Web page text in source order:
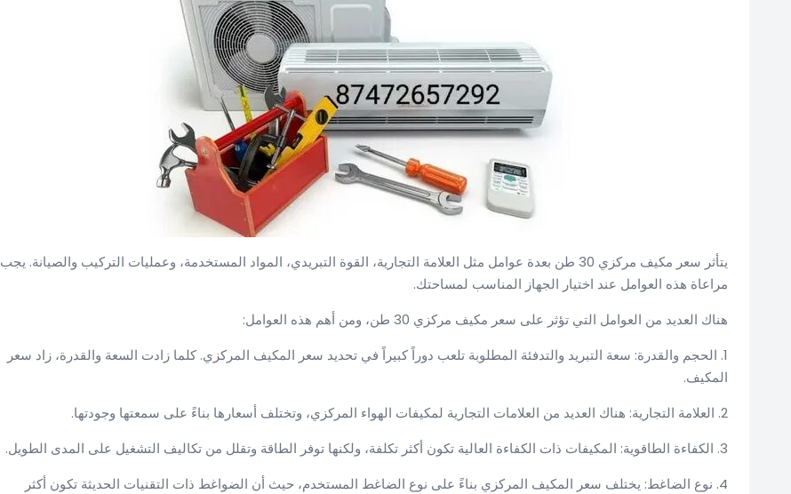
يتأثر سعر مكيف مركزي 30 طن بعدة عوامل مثل العلامة التجارية، القوة التبريدي، المواد المستخدمة، وعمليات التركيب والصيانة. يجب
مراعاة هذه العوامل عند اختيار الجهاز المناسب لمساحتك.
هناك العديد من العوامل التي تؤثر على سعر مكيف مركزي 30 طن، ومن أهم هذه العوامل:
1. الحجم والقدرة: سعة التبريد والتدفئة المطلوبة تلعب دوراً كبيراً في تحديد سعر المكيف المركزي. كلما زادت السعة والقدرة، زاد سعر
المكيف.
2. العلامة التجارية: هناك العديد من العلامات التجارية لمكيفات الهواء المركزي، وتختلف أسعارها بناءً على سمعتها وجودتها.
3. الكفاءة الطاقوية: المكيفات ذات الكفاءة العالية تكون أكثر تكلفة، ولكنها توفر الطاقة وتقلل من تكاليف التشغيل على المدى الطويل.
4. نوع الضاغط: يختلف سعر المكيف المركزي بناءً على نوع الضاغط المستخدم، حيث أن الضواغط ذات التقنيات الحديثة تكون أكثر